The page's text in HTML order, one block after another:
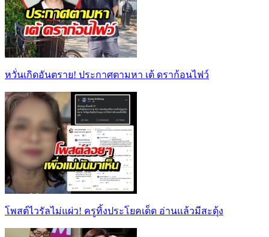
หวั่นเกิดอันตราย! ประกาศตามหา เต้ ดราก้อนไฟว์
โพสต์ไวรัลไม่แผ่ว! ครูทิ้งประโยคเด็ด อ่านแล้วมีสะดุ้ง